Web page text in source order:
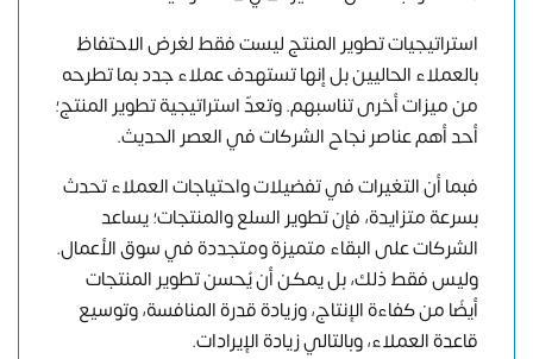
استراتيجياتتطوير المنتجليست فقط لغرض الاحتفاظ
بالعملاء الحاليين بل إنها تستهدف عملاء جدد بما تطرحه
من ميزات أخرى تناسبهم. وتعدّ استراتيجية تطوير المنتج؛
أحد أهم عناصر نجاح الشركات في العصر الحديث.
فبما أن التغيرات في تفضيلات واحتياجات العملاء تحدث
بسرعة متزايدة، فإن تطوير السلع والمنتجات؛ يساعد
الشركات على البقاء متميزة ومتجددة في سوق الأعمال.
وليس فقط ذلك، بل يمكن أن يُحسن تطوير المنتجات
أيضًا من كفاءة الإنتاج، وزيادة قدرة المنافسة، وتوسيع
قاعدة العملاء، وبالتالي زيادة الإيرادات.